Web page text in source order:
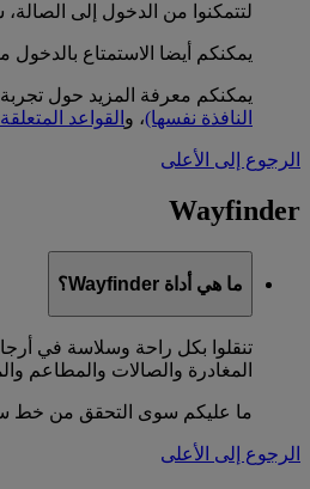
لتتمكنوا من الدخول إلى
يمكنكم أيضا الاستمتاع
يمكنكم معرفة المزيد حول
النافذة نفسها)، و القواعد
الرجوع إلى الأعلى
Wayfinder
ما هي أداة Wayfinder؟
المغادرة والصالات والمطاعم
ما عليكم سوى التحقق من خط
الرجوع إلى الأعلى